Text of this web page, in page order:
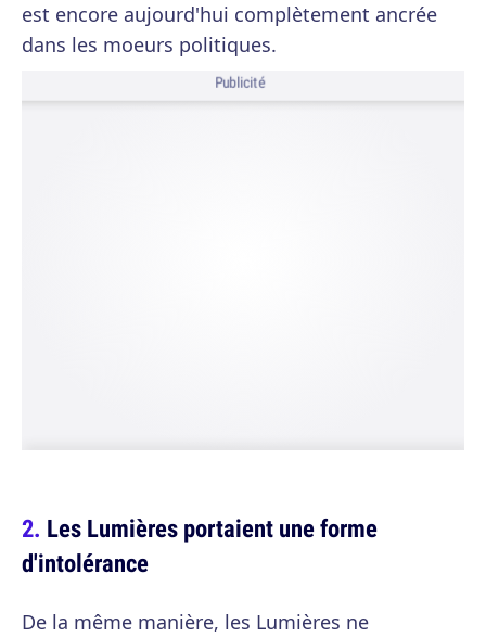
est encore aujourd'hui complètement ancrée
dans les moeurs politiques.
Publicité
Les Lumières portaient une forme
d'intolérance
De la même manière, les Lumières ne